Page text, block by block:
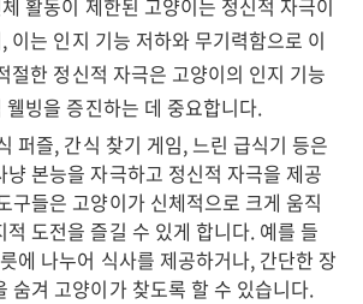
활동이 제한된 고양이는 정신적 자극이
이는 인지 기능 저하와 무기력함으로 이
절한 정신적 자극은 고양이의 인지 기능
빙을 증진하는 데 중요합니다.
퍼즐, 간식 찾기 게임, 느린 급식기 등은
냥 본능을 자극하고 정신적 자극을 제공
구들은 고양이가 신체적으로 크게 움직
적 도전을 즐길 수 있게 합니다. 예를 들
에 나누어 식사를 제공하거나, 간단한 장
숨겨 고양이가 찾도록 할 수 있습니다.